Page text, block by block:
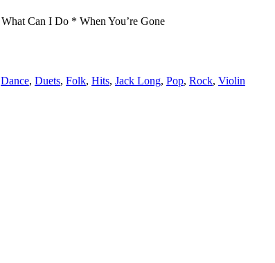
What Can I Do * When You’re Gone
Dance, Duets, Folk, Hits, Jack Long, Pop, Rock, Violin